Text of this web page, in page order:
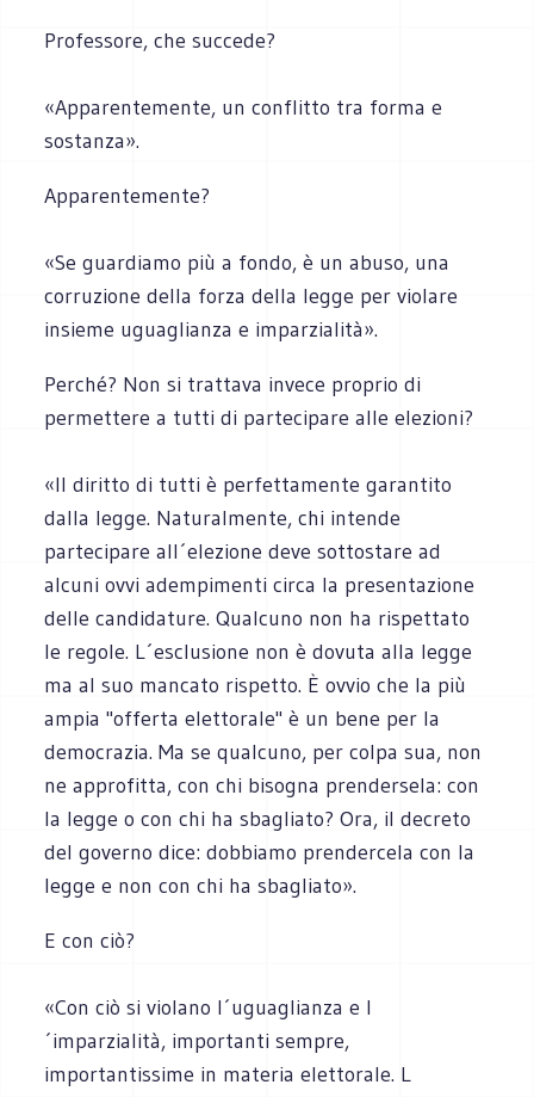
Professore, che succede?
«Apparentemente, un conflitto tra forma e
sostanza».
Apparentemente?
«Se guardiamo più a fondo, è un abuso, una
corruzione della forza della legge per violare
insieme uguaglianza e imparzialità».
Perché? Non si trattava invece proprio di
permettere a tutti di partecipare alle elezioni?
«Il diritto di tutti è perfettamente garantito
dalla legge. Naturalmente, chi intende
partecipare all´elezione deve sottostare ad
alcuni ovvi adempimenti circa la presentazione
delle candidature. Qualcuno non ha rispettato
le regole. L´esclusione non è dovuta alla legge
ma al suo mancato rispetto. È ovvio che la più
ampia "offerta elettorale" è un bene per la
democrazia. Ma se qualcuno, per colpa sua, non
ne approfitta, con chi bisogna prendersela: con
la legge o con chi ha sbagliato? Ora, il decreto
del governo dice: dobbiamo prendercela con la
legge e non con chi ha sbagliato».
E con ciò?
«Con ciò si violano l´uguaglianza e l
´imparzialità, importanti sempre,
importantissime in materia elettorale. L